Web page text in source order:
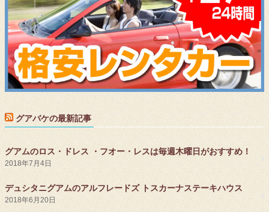
グアバケの最新記事
グアムのロス・ドレス ・フオー・レスは毎週木曜日がおすすめ！
2018年7月4日
デュシタニグアムのアルフレードズ トスカーナステーキハウス
2018年6月20日